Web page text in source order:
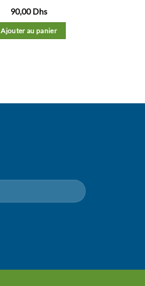
90,00Dhs
Ajouter au panier